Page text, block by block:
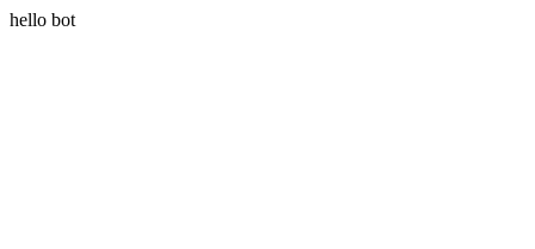
hello bot